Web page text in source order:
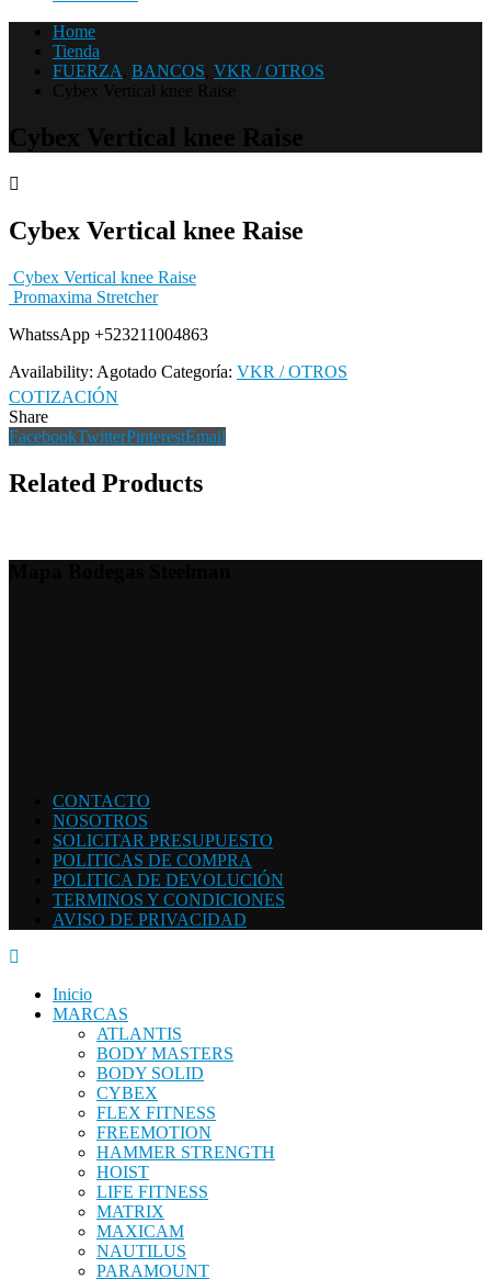
Home
Tienda
FUERZA BANCOS VKR / OTROS
Cybex Vertical knee Raise
Cybex Vertical knee Raise
Promaxima Stretcher
WhatssApp +523211004863
Availability: Agotado Categoría: VKR / OTROS
COTIZACIÓN
Share
FacebookTwitterPinterestEmail
Related Products
CONTACTO
NOSOTROS
SOLICITAR PRESUPUESTO
POLITICAS DE COMPRA
POLITICA DE DEVOLUCIÓN
TERMINOS Y CONDICIONES
AVISO DE PRIVACIDAD
Inicio
MARCAS
ATLANTIS
BODY MASTERS
BODY SOLID
CYBEX
FLEX FITNESS
FREEMOTION
HAMMER STRENGTH
HOIST
LIFE FITNESS
MATRIX
MAXICAM
NAUTILUS
PARAMOUNT